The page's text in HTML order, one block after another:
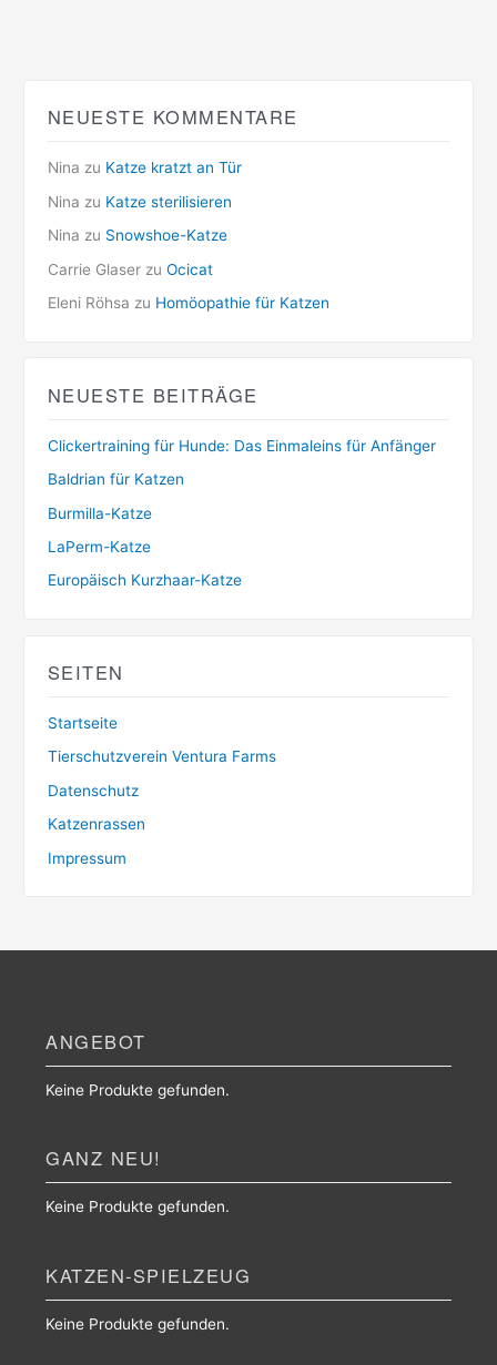
NEUESTE KOMMENTARE
Nina zu Katze kratzt an Tür
Nina zu Katze sterilisieren
Nina zu Snowshoe-Katze
Carrie Glaserzu Ocicat
Eleni Röhsa zu Homöopathie für Katzen
NEUESTE BEITRÄGE
Clickertraining für Hunde: Das Einmaleins für Anfänger
Baldrian für Katzen
Burmilla-Katze
LaPerm-Katze
Europäisch Kurzhaar-Katze
SEITEN
Startseite
Tierschutzverein Ventura Farms
Datenschutz
Katzenrassen
Impressum
ANGEBOT
Keine Produkte gefunden.
GANZ NEU!
Keine Produkte gefunden.
KATZEN-SPIELZEUG
Keine Produkte gefunden.